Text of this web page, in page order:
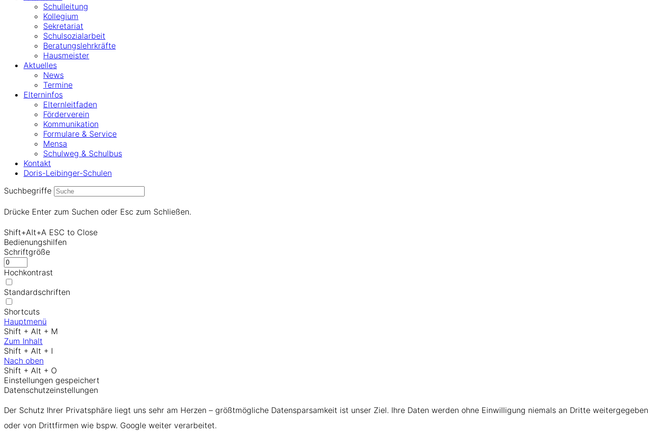
Schulleitung
Kollegium
Sekretariat
Schulsozialarbeit
Beratungslehrkräfte
Hausmeister
Aktuelles
News
Termine
Elterninfos
Elternleitfaden
Förderverein
Kommunikation
Formulare & Service
Mensa
Schulweg & Schulbus
Kontakt
Doris-Leibinger-Schulen
Suchbegriffe
Drücke Enter zum Suchen oder Esc zum Schließen.
Shift+Alt+A ESC to Close
Bedienungshilfen
Schriftgröße
Hochkontrast
Standardschriften
Shortcuts
Hauptmenü
Shift + Alt + M
Zum Inhalt
Shift + Alt + I
Nach oben
Shift + Alt + O
Einstellungen gespeichert
Datenschutzeinstellungen
Der Schutz Ihrer Privatsphäre liegt uns sehr am Herzen – größtmögliche Datensparsamkeit ist unser Ziel. Ihre Daten werden ohne Einwilligung niemals an Dritte weitergegeben
oder von Drittfirmen wie bspw. Google weiter verarbeitet.